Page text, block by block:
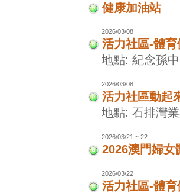
健康加油站
2026/03/08
活力社區-體
地點: 紀念孫
2026/03/08
活力社區動起
地點: 石排灣
2026/03/21 ~ 22
2026澳門婦女
2026/03/22
活力社區-體